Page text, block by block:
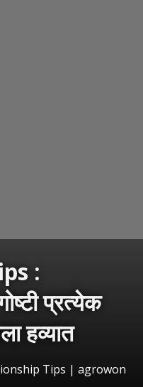
:
प्रत्येक
हव्यात
Tips | agrowon